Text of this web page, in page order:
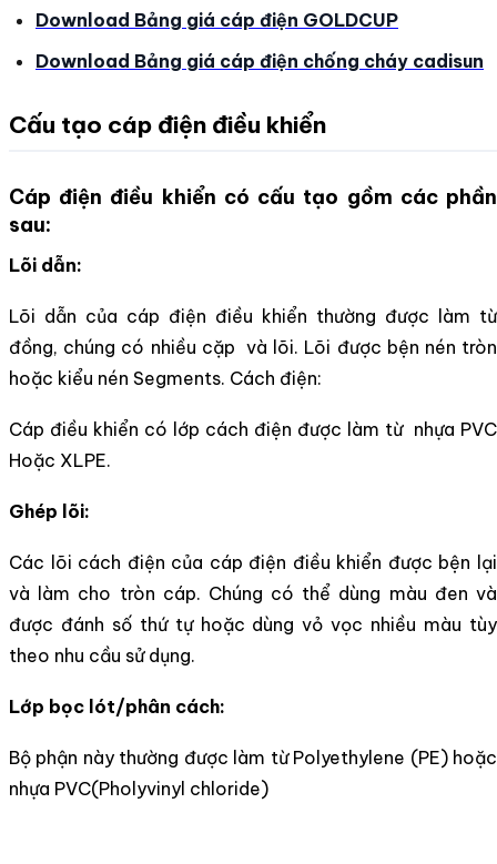
Download Bảng giá cáp điện GOLDCUP
Download Bảng giá cáp điện chống cháy cadisun
Cấu tạo cáp điện điều khiển
Cáp điện điều khiển có cấu tạo gồm các phần
sau:
Lõi dẫn:
Lõi dẫn của cáp điện điều khiển thường được làm từ
đồng, chúng có nhiều cặp và lõi. Lõi được bện nén tròn
hoặc kiểu nén Segments. Cách điện:
Cáp điều khiển có lớp cách điện được làm từ nhựa PVC
Hoặc XLPE.
Ghép lõi:
Các lõi cách điện của cáp điện điều khiển được bện lại
và làm cho tròn cáp. Chúng có thể dùng màu đen và
được đánh số thứ tự hoặc dùng vỏ vọc nhiều màu tùy
theo nhu cầu sử dụng.
Lớp bọc lót/phân cách:
Bộ phận này thường được làm từ Polyethylene (PE) hoặc
nhựa PVC(Pholyvinyl chloride)